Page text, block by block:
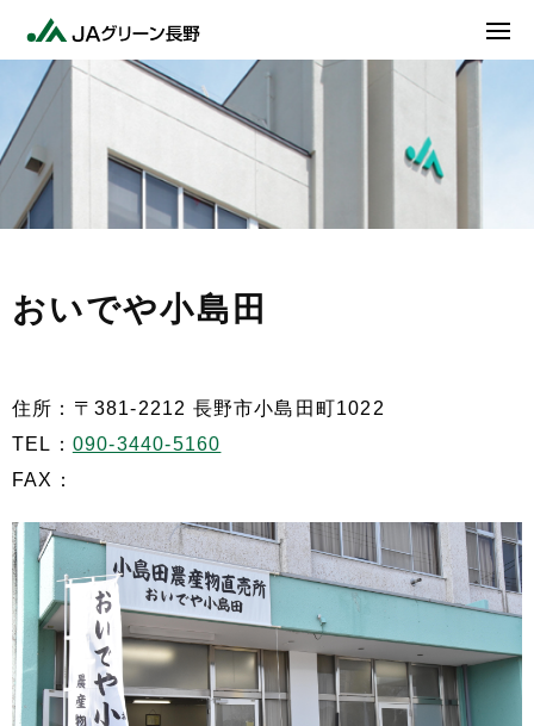
おいでや小島田
住所：〒381-2212 長野市小島田町1022
TEL： 090-3440-5160
FAX：